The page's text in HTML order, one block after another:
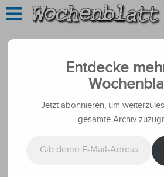
Entdecke
Jetzt abonnieren, um
gesamte Archiv